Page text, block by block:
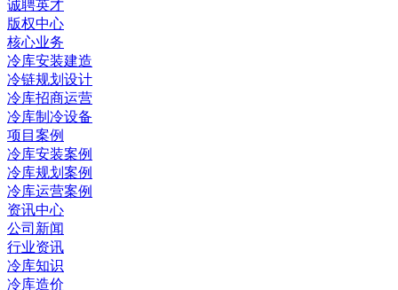
诚聘英才
版权中心
核心业务
冷库安装建造
冷链规划设计
冷库招商运营
冷库制冷设备
项目案例
冷库安装案例
冷库规划案例
冷库运营案例
资讯中心
公司新闻
行业资讯
冷库知识
冷库造价